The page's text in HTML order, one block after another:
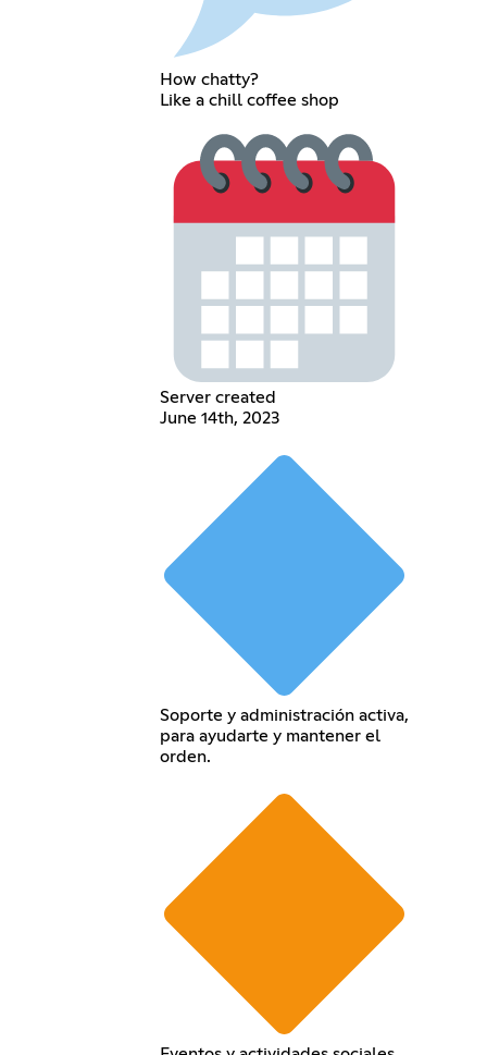
How chatty?
Like a chill coffee shop
Server created
June 14th, 2023
Soporte y administración activa,
para ayudarte y mantener el
orden.